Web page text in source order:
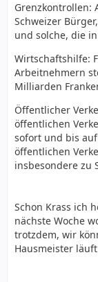
Grenzkontrollen:
Schweizer
und solche, die
Wirtschaftshilfe:
Arbeitnehmern
Milliarden
Öffentlicher
öffentlichen
sofort und bis
öffentlichen
insbesondere zu
Schon Krass ich
nächste Woche
trotzdem, wir
Hausmeister